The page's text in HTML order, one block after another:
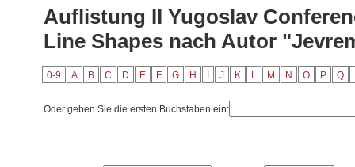
Auflistung II Yugoslav
Line Shapes nach Autor
0-9 A B C D E F G H J K L M N O P Q
Oder geben Sie die ersten Buchstaben ein: